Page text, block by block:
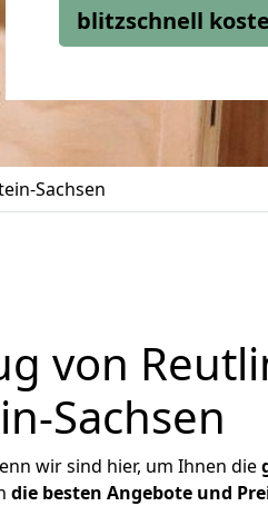
blitzschnell
Sachsen
von
Sachsen
wir sind hier, um Ihnen die
die besten Angebote und